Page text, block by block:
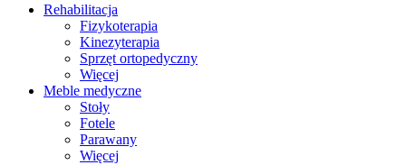
Rehabilitacja
Fizykoterapia
Kinezyterapia
Sprzęt ortopedyczny
Więcej
Meble medyczne
Stoły
Fotele
Parawany
Więcej